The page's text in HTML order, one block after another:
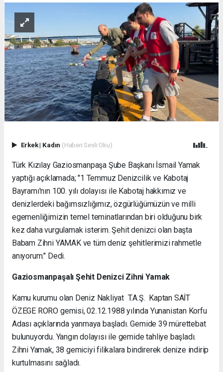
Erkek| Kadın (Haberi Sesli Oku)
Türk Kızılay Gaziosmanpaşa Şube Başkanı İsmail Yamak
yaptığı açıklamada; "1 Temmuz Denizcilik ve Kabotaj
Bayramı'nın 100. yılı dolayısı ile Kabotaj hakkımız ve
denizlerdeki bağımsızlığımız, özgürlüğümüzün ve milli
egemenliğimizin temel teminatlarından biri olduğunu birk
kez daha vurgulamak isterim. Şehit denizci olan başta
Babam Zihni YAMAK ve tüm deniz şehitlerimizi rahmetle
anıyorum." Dedi.
Gaziosmanpaşalı Şehit Denizci Zihni Yamak
Kamu kurumu olan Deniz Nakliyat T.A.Ş. Kaptan SAİT
ÖZEGE RORO gemisi, 02.12.1988 yılında Yunanistan Korfu
Adası açıklarında yanmaya başladı. Gemide 39 mürettebat
bulunuyordu. Yangın dolayısı ile gemide tahliye başladı.
Zihni Yamak, 38 gemiciyi filikalara bindirerek denize indirip
kurtulmasını sağladı.